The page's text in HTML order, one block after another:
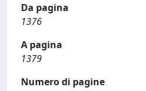
Da pagina
1376
A pagina
1379
Numero di pagine